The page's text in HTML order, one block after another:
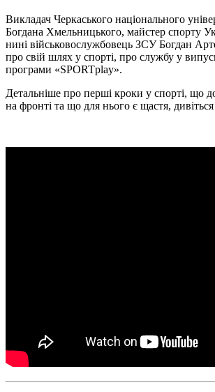
Викладач Черкаського національного
Богдана Хмельницького, майстер спорту
нині військовослужбовець ЗСУ Богдан
про свій шлях у спорті, про службу у
програми «SPORTplay».
Детальніше про перші кроки у спорті, що
на фронті та що для нього є щастя, дивіться